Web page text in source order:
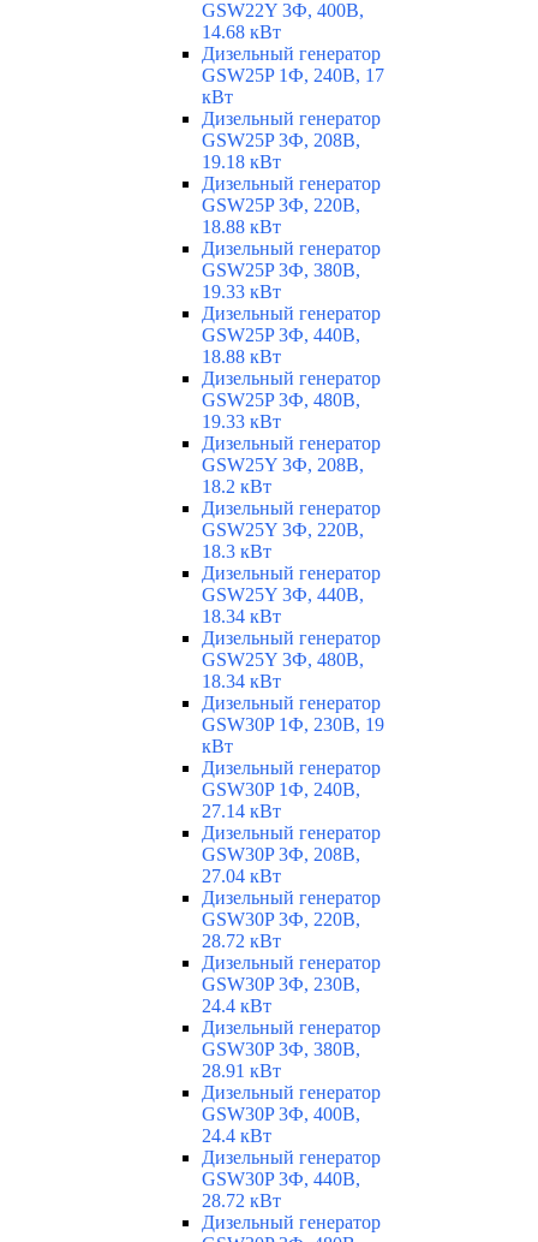
GSW22Y 3Ф, 400В,
14.68 кВт
Дизельный генератор
GSW25P 1Ф, 240В, 17
кВт
Дизельный генератор
GSW25P 3Ф, 208В,
19.18 кВт
Дизельный генератор
GSW25P 3Ф, 220В,
18.88 кВт
Дизельный генератор
GSW25P 3Ф, 380В,
19.33 кВт
Дизельный генератор
GSW25P 3Ф, 440В,
18.88 кВт
Дизельный генератор
GSW25P 3Ф, 480В,
19.33 кВт
Дизельный генератор
GSW25Y 3Ф, 208В,
18.2 кВт
Дизельный генератор
GSW25Y 3Ф, 220В,
18.3 кВт
Дизельный генератор
GSW25Y 3Ф, 440В,
18.34 кВт
Дизельный генератор
GSW25Y 3Ф, 480В,
18.34 кВт
Дизельный генератор
GSW30P 1Ф, 230В, 19
кВт
Дизельный генератор
GSW30P 1Ф, 240В,
27.14 кВт
Дизельный генератор
GSW30P 3Ф, 208В,
27.04 кВт
Дизельный генератор
GSW30P 3Ф, 220В,
28.72 кВт
Дизельный генератор
GSW30P 3Ф, 230В,
24.4 кВт
Дизельный генератор
GSW30P 3Ф, 380В,
28.91 кВт
Дизельный генератор
GSW30P 3Ф, 400В,
24.4 кВт
Дизельный генератор
GSW30P 3Ф, 440В,
28.72 кВт
Дизельный генератор